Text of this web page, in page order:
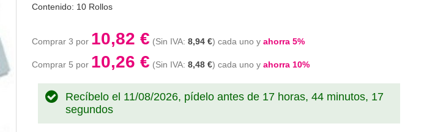
Contenido: 10 Rollos
Comprar 3 por 10,82 € 8,94 € cada uno y ahorra 5%
Comprar 5 por 10,26 € 8,48 € cada uno y ahorra 10%
Recíbelo el 11/08/2026, pídelo antes de 17 horas, 44 minutos, 16
segundos